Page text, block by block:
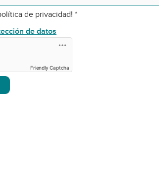
de privacidad! *
de datos
Friendly Captcha